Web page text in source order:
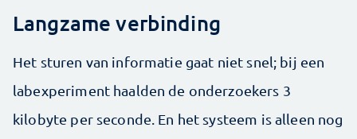
Langzame verbinding
Het sturen van informatie gaat niet snel; bij een
labexperiment haalden de onderzoekers 3
kilobyte per seconde. En het systeem is alleen nog